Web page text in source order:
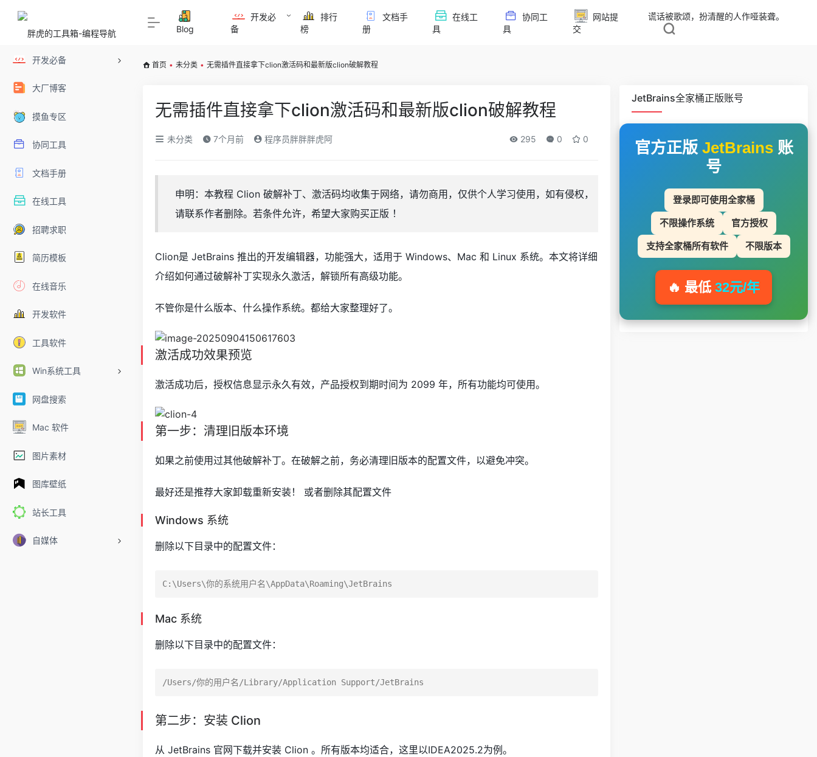
开发必备
大厂博客
摸鱼专区
协同工具
文档手册
在线工具
招聘求职
简历模板
在线音乐
开发软件
工具软件
Win系统工具
网盘搜索
Mac 软件
图片素材
图库壁纸
站长工具
自媒体
Blog
开发必
备
排行
榜
文档手
册
在线工
具
协同工
具
网站提
交
谎话被歌颂，扮清醒的人作哑装聋。
首页 • 未分类 • 无需插件直接拿下clion激活码和最新版clion破解教程
无需插件直接拿下clion激活码和最新版clion破解教程
未分类 7个月前 程序员胖胖胖虎阿 295 0 0
申明：本教程 Clion 破解补丁、激活码均收集于网络，请勿商用，仅供个人学习使用，如有侵权，
请联系作者删除。若条件允许，希望大家购买正版 ！
Clion是 JetBrains 推出的开发编辑器，功能强大，适用于 Windows、Mac 和 Linux 系统。本文将详细
介绍如何通过破解补丁实现永久激活，解锁所有高级功能。
不管你是什么版本、什么操作系统。都给大家整理好了。
激活成功效果预览
激活成功后，授权信息显示永久有效，产品授权到期时间为 2099 年，所有功能均可使用。
第一步：清理旧版本环境
如果之前使用过其他破解补丁。在破解之前，务必清理旧版本的配置文件，以避免冲突。
最好还是推荐大家卸载重新安装！ 或者删除其配置文件
Windows 系统
删除以下目录中的配置文件：
Mac 系统
删除以下目录中的配置文件：
第二步：安装 Clion
从 JetBrains 官网下载并安装 Clion 。所有版本均适合，这里以IDEA2025.2为例。
JetBrains全家桶正版账号
官方正版 JetBrains账
号
登录即可使用全家桶
不限操作系统 官方授权
支持全家桶所有软件 不限版本
🔥 最低 32元/年